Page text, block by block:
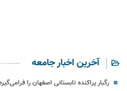
آخرین اخبار جامعه
رگبار پراکنده تابستانی اصفهان را